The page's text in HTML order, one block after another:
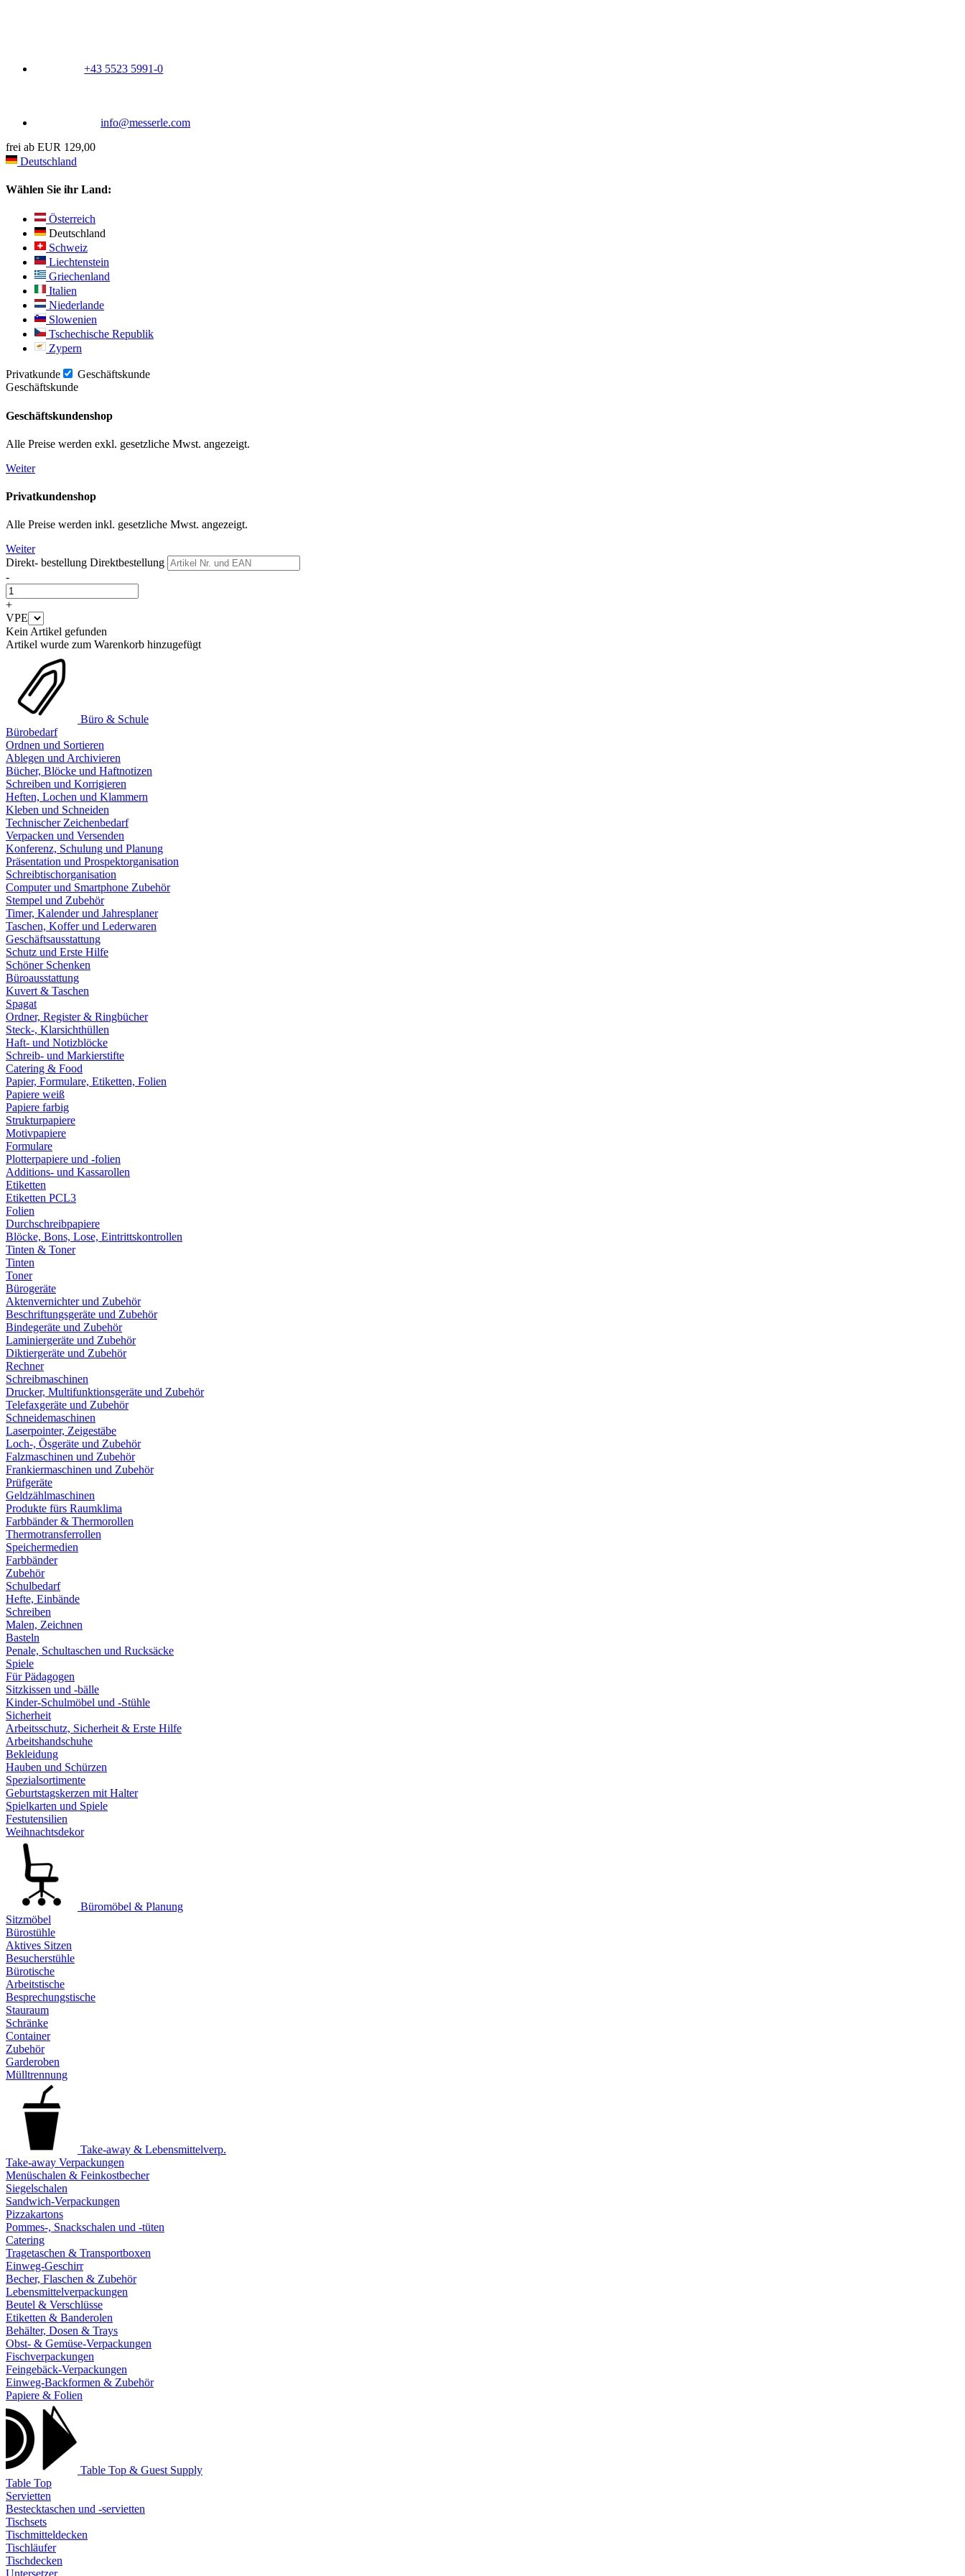
+43 5523 5991-0
info@messerle.com
frei ab EUR 129,00
Deutschland
Wählen Sie ihr Land:
Österreich
Deutschland
Schweiz
Liechtenstein
Griechenland
Italien
Niederlande
Slowenien
Tschechische Republik
Zypern
Privatkunde
Geschäftskunde
Geschäftskunde
Geschäftskundenshop
Alle Preise werden exkl. gesetzliche Mwst. angezeigt.
Weiter
Privatkundenshop
Alle Preise werden inkl. gesetzliche Mwst. angezeigt.
Weiter
Direkt- bestellung Direktbestellung
-
+
VPE
Kein Artikel gefunden
Artikel wurde zum Warenkorb hinzugefügt
Büro & Schule
Bürobedarf
Ordnen und Sortieren
Ablegen und Archivieren
Bücher, Blöcke und Haftnotizen
Schreiben und Korrigieren
Heften, Lochen und Klammern
Kleben und Schneiden
Technischer Zeichenbedarf
Verpacken und Versenden
Konferenz, Schulung und Planung
Präsentation und Prospektorganisation
Schreibtischorganisation
Computer und Smartphone Zubehör
Stempel und Zubehör
Timer, Kalender und Jahresplaner
Taschen, Koffer und Lederwaren
Geschäftsausstattung
Schutz und Erste Hilfe
Schöner Schenken
Büroausstattung
Kuvert & Taschen
Spagat
Ordner, Register & Ringbücher
Steck-, Klarsichthüllen
Haft- und Notizblöcke
Schreib- und Markierstifte
Catering & Food
Papier, Formulare, Etiketten, Folien
Papiere weiß
Papiere farbig
Strukturpapiere
Motivpapiere
Formulare
Plotterpapiere und -folien
Additions- und Kassarollen
Etiketten
Etiketten PCL3
Folien
Durchschreibpapiere
Blöcke, Bons, Lose, Eintrittskontrollen
Tinten & Toner
Tinten
Toner
Bürogeräte
Aktenvernichter und Zubehör
Beschriftungsgeräte und Zubehör
Bindegeräte und Zubehör
Laminiergeräte und Zubehör
Diktiergeräte und Zubehör
Rechner
Schreibmaschinen
Drucker, Multifunktionsgeräte und Zubehör
Telefaxgeräte und Zubehör
Schneidemaschinen
Laserpointer, Zeigestäbe
Loch-, Ösgeräte und Zubehör
Falzmaschinen und Zubehör
Frankiermaschinen und Zubehör
Prüfgeräte
Geldzählmaschinen
Produkte fürs Raumklima
Farbbänder & Thermorollen
Thermotransferrollen
Speichermedien
Farbbänder
Zubehör
Schulbedarf
Hefte, Einbände
Schreiben
Malen, Zeichnen
Basteln
Penale, Schultaschen und Rucksäcke
Spiele
Für Pädagogen
Sitzkissen und -bälle
Kinder-Schulmöbel und -Stühle
Sicherheit
Arbeitsschutz, Sicherheit & Erste Hilfe
Arbeitshandschuhe
Bekleidung
Hauben und Schürzen
Spezialsortimente
Geburtstagskerzen mit Halter
Spielkarten und Spiele
Festutensilien
Weihnachtsdekor
Büromöbel & Planung
Sitzmöbel
Bürostühle
Aktives Sitzen
Besucherstühle
Bürotische
Arbeitstische
Besprechungstische
Stauraum
Schränke
Container
Zubehör
Garderoben
Mülltrennung
Take-away & Lebensmittelverp.
Take-away Verpackungen
Menüschalen & Feinkostbecher
Siegelschalen
Sandwich-Verpackungen
Pizzakartons
Pommes-, Snackschalen und -tüten
Catering
Tragetaschen & Transportboxen
Einweg-Geschirr
Becher, Flaschen & Zubehör
Lebensmittelverpackungen
Beutel & Verschlüsse
Etiketten & Banderolen
Behälter, Dosen & Trays
Obst- & Gemüse-Verpackungen
Fischverpackungen
Feingebäck-Verpackungen
Einweg-Backformen & Zubehör
Papiere & Folien
Table Top & Guest Supply
Table Top
Servietten
Bestecktaschen und -servietten
Tischsets
Tischmitteldecken
Tischläufer
Tischdecken